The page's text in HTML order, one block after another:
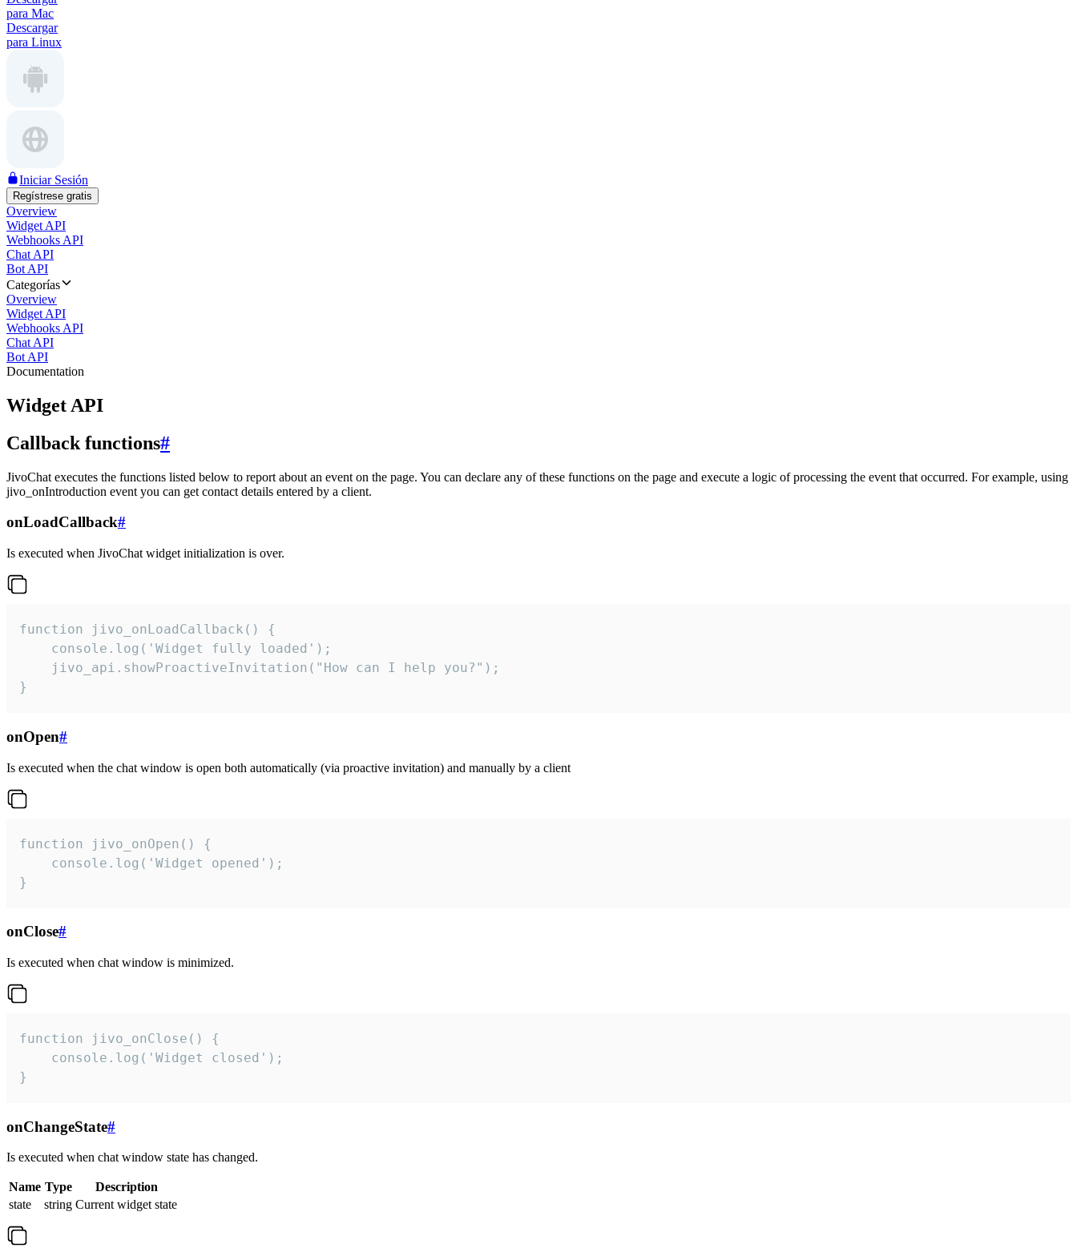
para Mac
Descargar
para Linux
Iniciar Sesión
Regístrese gratis
Overview
Widget API
Webhooks API
Chat API
Bot API
Categorías
Overview
Widget API
Webhooks API
Chat API
Bot API
Documentation
Widget API
Callback functions#
JivoChat executes the functions listed below to report about an event on the page. You can declare any of these functions on the page and execute a logic of processing the event that occurred. For example, using
jivo_onIntroduction event you can get contact details entered by a client.
onLoadCallback#
Is executed when JivoChat widget initialization is over.
function jivo_onLoadCallback() {
    console.log('Widget fully loaded');
    jivo_api.showProactiveInvitation("How can I help you?");
}
onOpen#
Is executed when the chat window is open both automatically (via proactive invitation) and manually by a client
function jivo_onOpen() {
    console.log('Widget opened');
}
onClose#
Is executed when chat window is minimized.
function jivo_onClose() {
    console.log('Widget closed');
}
onChangeState#
Is executed when chat window state has changed.
Name Type
Description
state
string Current widget state